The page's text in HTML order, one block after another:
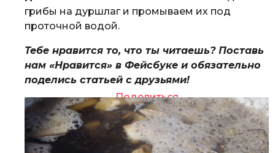
грибы на дуршлаг и промываем их под
проточной водой.
Тебе нравится то, что ты читаешь? Поставь
нам «Нравится» в Фейсбуке и обязательно
поделись статьей с друзьями!
Поделиться